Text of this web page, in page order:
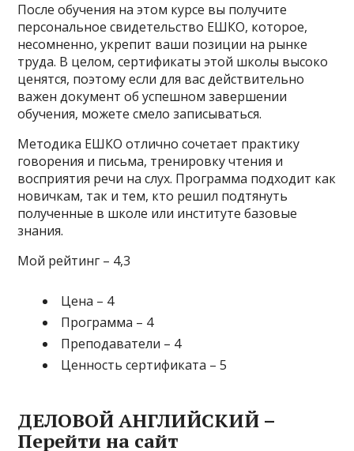
После обучения на этом курсе вы получите
персональное свидетельство ЕШКО, которое,
несомненно, укрепит ваши позиции на рынке
труда. В целом, сертификаты этой школы высоко
ценятся, поэтому если для вас действительно
важен документ об успешном завершении
обучения, можете смело записываться.
Методика ЕШКО отлично сочетает практику
говорения и письма, тренировку чтения и
восприятия речи на слух. Программа подходит как
новичкам, так и тем, кто решил подтянуть
полученные в школе или институте базовые
знания.
Мой рейтинг – 4,3
Цена – 4
Программа – 4
Преподаватели – 4
Ценность сертификата – 5
ДЕЛОВОЙ АНГЛИЙСКИЙ –
Перейти на сайт